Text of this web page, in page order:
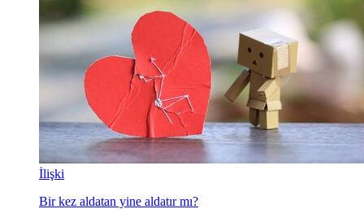
İlişki
Bir kez aldatan yine aldatır mı?